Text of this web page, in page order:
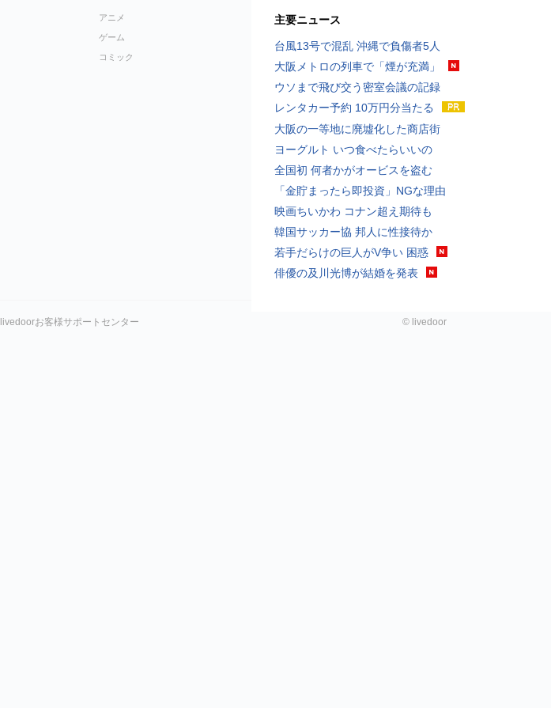
主要ニュース
台風13号で混乱 沖縄で負傷者5人
大阪メトロの列車で「煙が充満」
ウソまで飛び交う密室会議の記録
レンタカー予約 10万円分当たる
大阪の一等地に廃墟化した商店街
ヨーグルト いつ食べたらいいの
全国初 何者かがオービスを盗む
「金貯まったら即投資」NGな理由
映画ちいかわ コナン超え期待も
韓国サッカー協 邦人に性接待か
若手だらけの巨人がV争い 困惑
俳優の及川光博が結婚を発表
アニメ
ゲーム
コミック
livedoorお客様サポートセンター © livedoor